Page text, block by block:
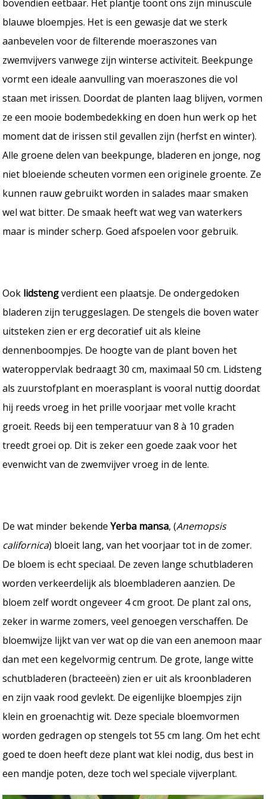
bovendien eetbaar. Het plantje toont ons zijn minuscule
blauwe bloempjes. Het is een gewasje dat we sterk
aanbevelen voor de filterende moeraszones van
zwemvijvers vanwege zijn winterse activiteit. Beekpunge
vormt een ideale aanvulling van moeraszones die vol
staan met irissen. Doordat de planten laag blijven, vormen
ze een mooie bodembedekking en doen hun werk op het
moment dat de irissen stil gevallen zijn (herfst en winter).
Alle groene delen van beekpunge, bladeren en jonge, nog
niet bloeiende scheuten vormen een originele groente. Ze
kunnen rauw gebruikt worden in salades maar smaken
wel wat bitter. De smaak heeft wat weg van waterkers
maar is minder scherp. Goed afspoelen voor gebruik.
Ook lidstengverdient een plaatsje. De ondergedoken
bladeren zijn teruggeslagen. De stengels die boven water
uitsteken zien er erg decoratief uit als kleine
dennenboompjes. De hoogte van de plant boven het
wateroppervlak bedraagt 30 cm, maximaal 50 cm. Lidsteng
als zuurstofplant en moerasplant is vooral nuttig doordat
hij reeds vroeg in het prille voorjaar met volle kracht
groeit. Reeds bij een temperatuur van 8 à 10 graden
treedt groei op. Dit is zeker een goede zaak voor het
evenwicht van de zwemvijver vroeg in de lente.
De wat minder bekendeYerba mansa, (Anemopsis
californica) bloeit lang, van het voorjaar tot in de zomer.
De bloem is echt speciaal. De zeven lange schutbladeren
worden verkeerdelijk als bloembladeren aanzien. De
bloem zelf wordt ongeveer 4 cm groot. De plant zal ons,
zeker in warme zomers, veel genoegen verschaffen. De
bloemwijze lijkt van ver wat op die van een anemoon maar
dan met een kegelvormig centrum. De grote, lange witte
schutbladeren (bracteeën) zien er uit als kroonbladeren
en zijn vaak rood gevlekt. De eigenlijke bloempjes zijn
klein en groenachtig wit. Deze speciale bloemvormen
worden gedragen op stengels tot 55 cm lang. Om het echt
goed te doen heeft deze plant wat klei nodig, dus best in
een mandje poten, deze toch wel speciale vijverplant.